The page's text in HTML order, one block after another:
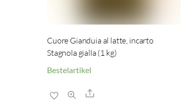
Cuore Gianduia al latte, incarto
Stagnola gialla (1 kg)
Bestelartikel
Share